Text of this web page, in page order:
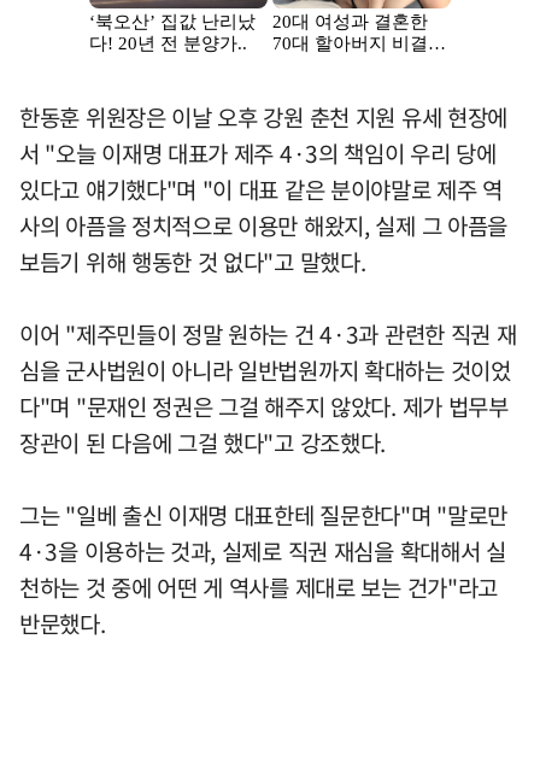
한동훈 위원장은 이날 오후 강원 춘천 지원 유세 현장에
서 "오늘 이재명 대표가 제주 4·3의 책임이 우리 당에
있다고 얘기했다"며 "이 대표 같은 분이야말로 제주 역
사의 아픔을 정치적으로 이용만 해왔지, 실제 그 아픔을
보듬기 위해 행동한 것 없다"고 말했다.
이어 "제주민들이 정말 원하는 건 4·3과 관련한 직권 재
심을 군사법원이 아니라 일반법원까지 확대하는 것이었
다"며 "문재인 정권은 그걸 해주지 않았다. 제가 법무부
장관이 된 다음에 그걸 했다"고 강조했다.
그는 "일베 출신 이재명 대표한테 질문한다"며 "말로만
4·3을 이용하는 것과, 실제로 직권 재심을 확대해서 실
천하는 것 중에 어떤 게 역사를 제대로 보는 건가"라고
반문했다.